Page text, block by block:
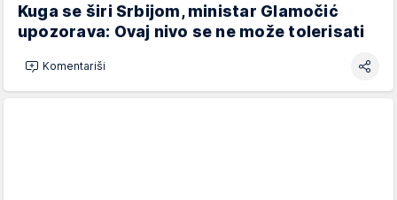
Kuga se širi Srbijom, ministar Glamočić
upozorava: Ovaj nivo se ne može tolerisati
Komentariši